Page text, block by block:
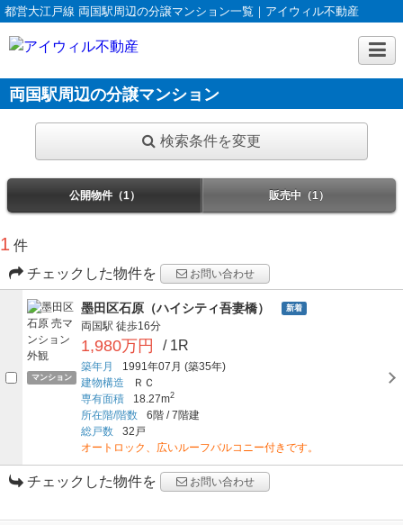
都営大江戸線 両国駅周辺の分譲マンション一覧｜アイウィル不動産
両国駅周辺の分譲マンション
検索条件を変更
公開物件（1） 販売中（1）
1 件
チェックした物件を
お問い合わせ
マンション
墨田区石原（ハイシティ吾妻橋） 新着
両国駅 徒歩16分
1,980万円 / 1R
築年月 1991年07月 (築35年)
建物構造
ＲＣ
専有面積
18.27m2
所在階/階数 6階 /7階建
総戸数
32戸
オートロック、広いルーフバルコニー付きです。
チェックした物件を お問い合わせ